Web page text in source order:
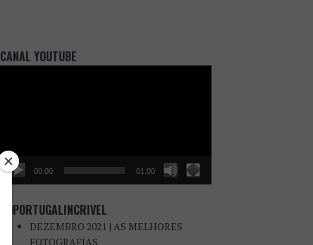
CANAL YOUTUBE
00:00 01:00
#OPORTUGALINCRIVEL
DEZEMBRO 2021 | AS MELHORES
FOTOGRAFIAS